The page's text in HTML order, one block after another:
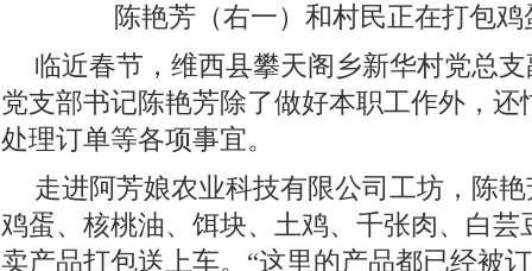
陈艳芳（右一）和村民正在打包
临近春节，维西县攀天阁乡新华村党总
党支部书记陈艳芳除了做好本职工作外，
处理订单等各项事宜。
走进阿芳娘农业科技有限公司工坊，陈
鸡蛋、核桃油、饵块、土鸡、千张肉、白
卖产品打包送上车。“这里的产品都已经被